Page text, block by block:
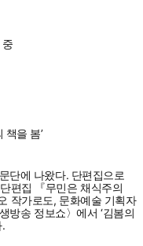
중
책을 봄’
단에 나왔다. 단편집으로
편집 『무민은 채식주의
작가로도, 문화예술 기획자
방송 정보쇼〉에서 ‘김봄의